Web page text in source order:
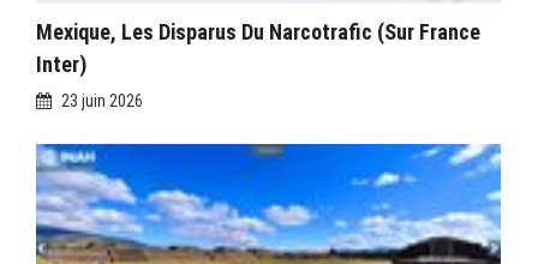
Mexique, Les Disparus Du Narcotrafic (sur France
Inter)
23 juin 2026